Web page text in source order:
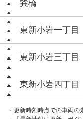
巽橋
東新小岩一丁目
東新小岩三丁目
東新小岩四丁目
・更新時刻時点での車両の